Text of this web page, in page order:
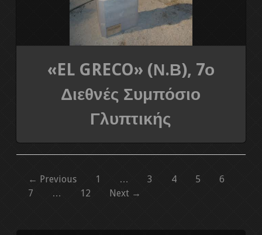
«EL GRECO» (Ν.Β), 7ο
Διεθνές Συμπόσιο
Γλυπτικής
← Previous 1 … 3 4 5
6
7
… 12 Next →